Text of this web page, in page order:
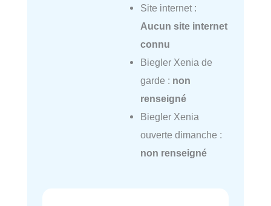
Site internet :
Aucun site internet
connu
Biegler Xenia de
garde : non
renseigné
Biegler Xenia
ouverte dimanche :
non renseigné